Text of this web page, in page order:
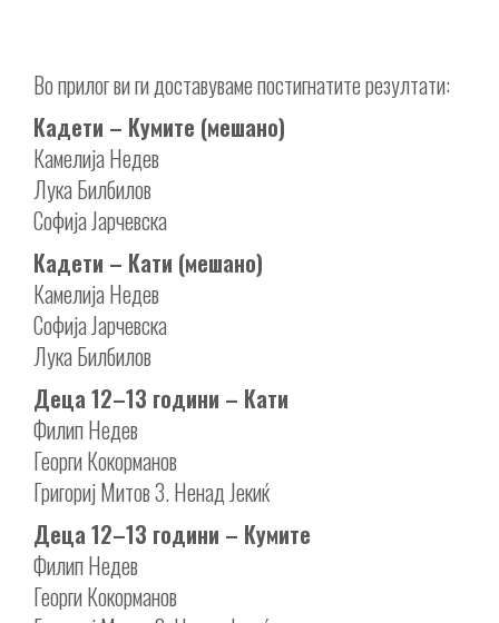
Во прилог ви ги доставуваме постигнатите резултати:
Кадети – Кумите (мешано)
Камелија Недев
Лука Билбилов
Софија Јарчевска
Кадети – Кати (мешано)
Камелија Недев
Софија Јарчевска
Лука Билбилов
Деца 12–13 години – Кати
Филип Недев
Георги Кокорманов
Григориј Митов 3. Ненад Јекиќ
Деца 12–13 години – Кумите
Филип Недев
Георги Кокорманов